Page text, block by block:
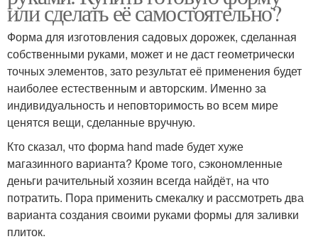
или сделать её самостоятельно?
Форма для изготовления садовых дорожек, сделанная
собственными руками, может и не даст геометрически
точных элементов, зато результат её применения будет
наиболее естественным и авторским. Именно за
индивидуальность и неповторимость во всем мире
ценятся вещи, сделанные вручную.
Кто сказал, что форма hand made будет хуже
магазинного варианта? Кроме того, сэкономленные
деньги рачительный хозяин всегда найдёт, на что
потратить. Пора применить смекалку и рассмотреть два
варианта создания своими руками формы для заливки
плиток.